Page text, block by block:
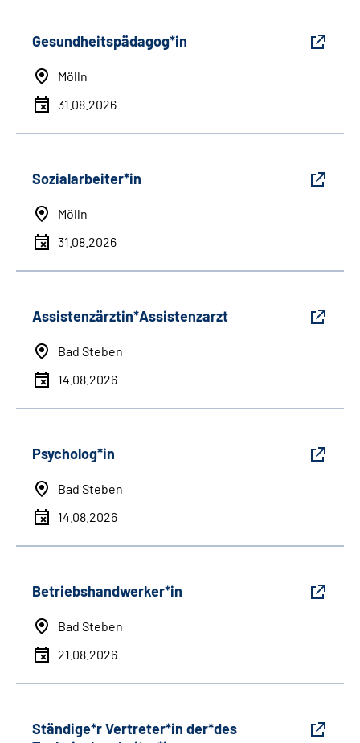
Gesundheitspädagog*in
Mölln
31.08.2026
Sozialarbeiter*in
Mölln
31.08.2026
Assistenzärztin*Assistenzarzt
Bad Steben
14.08.2026
Psycholog*in
Bad Steben
14.08.2026
Betriebshandwerker*in
Bad Steben
21.08.2026
Ständige*r Vertreter*in der*des